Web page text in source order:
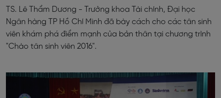
TS. Lê Thẩm Dương - Trưởng khoa Tài chính, Đại học
Ngân hàng TP Hồ Chí Minh đã bày cách cho các tân sinh
viên khám phá điểm mạnh của bản thân tại chương trình
"Chào tân sinh viên 2016".